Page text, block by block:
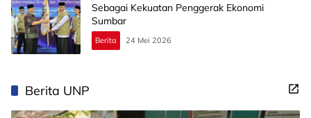
Sebagai Kekuatan Penggerak Ekonomi
Sumbar
Berita 24 Mei 2026
Berita UNP